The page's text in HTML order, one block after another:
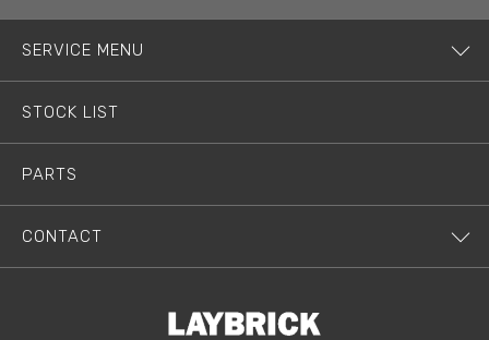
SERVICE MENU
STOCK LIST
PARTS
CONTACT